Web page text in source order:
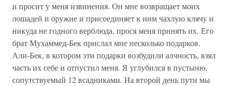
и просит у меня извинения. Он мне возвращает моих
лошадей и оружие и присоединяет к ним чахлую клячу и
никуда не годного верблюда, прося меня принять их. Его
брат Мухаммед-Бек прислал мне несколько подарков.
Али-Бек, в котором эти подарки возбудили алчность, взял
часть их себе и отпустил меня. Я углубился в пустыню,
сопутствуемый 12 всадниками. На второй день пути мы